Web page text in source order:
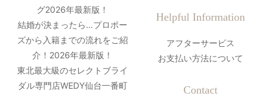
グ2026年最新版！
結婚が決まったら…プロポー
ズから入籍までの流れをご紹
介！2026年最新版！
東北最大級のセレクトブライ
ダル専門店WEDY仙台一番町
Helpful Information
アフターサービス
お支払い方法について
Contact